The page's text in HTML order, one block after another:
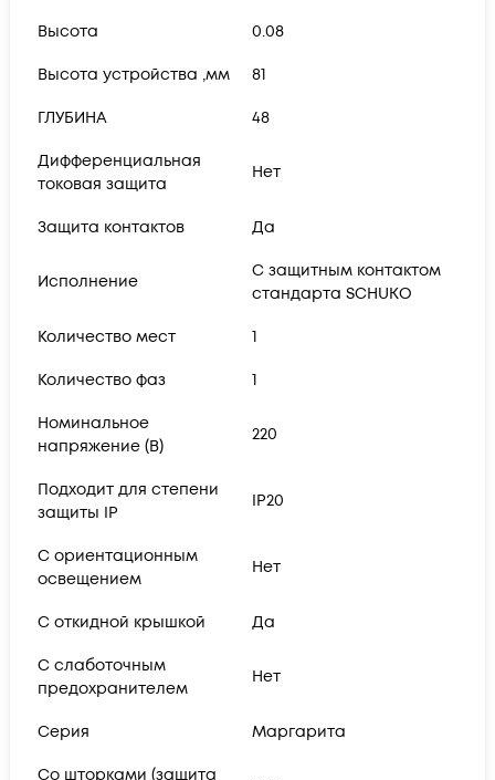
Высота 0.08
Высота устройства ,мм 81
ГЛУБИНА 48
Дифференциальная
токовая защита
Нет
Защита контактов Да
Исполнение
С защитным контактом
стандарта SCHUKO
Количество мест 1
Количество фаз 1
Номинальное
напряжение (В)
220
Подходит для степени
защиты IP
IP20
С ориентационным
освещением
Нет
С откидной крышкой Да
С слаботочным
предохранителем
Нет
Серия Маргарита
Со шторками (защита